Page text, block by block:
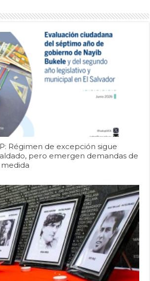
Régimen de excepción sigue
pero emergen demandas de